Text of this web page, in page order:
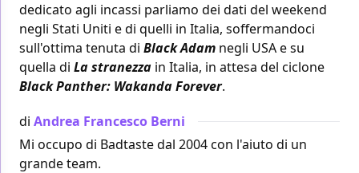
dedicato agli incassi parliamo dei dati del weekend
negli Stati Uniti e di quelli in Italia, soffermandoci
sull'ottima tenuta di Black Adam negli USA e su
quella di La stranezza in Italia, in attesa del ciclone
Black Panther: Wakanda Forever.
di Andrea Francesco Berni
Mi occupo di Badtaste dal 2004 con l'aiuto di un
grande team.